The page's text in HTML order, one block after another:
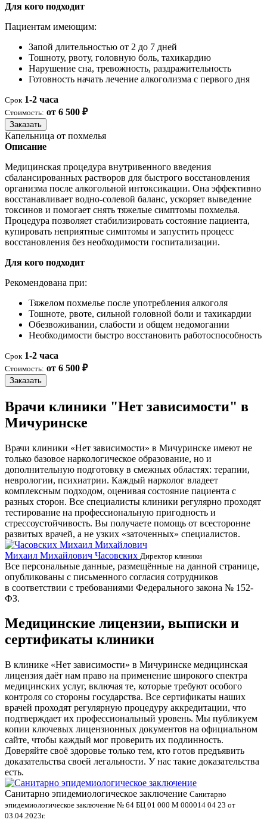
Для кого подходит
Пациентам имеющим:
Запой длительностью от 2 до 7 дней
Тошноту, рвоту, головную боль, тахикардию
Нарушение сна, тревожность, раздражительность
Готовность начать лечение алкоголизма с первого дня
Срок 1-2 часа
Стоимость: от 6 500 ₽
Заказать
Капельница от похмелья
Описание
Медицинская процедура внутривенного введения
сбалансированных растворов для быстрого восстановления
организма после алкогольной интоксикации. Она эффективно
восстанавливает водно-солевой баланс, ускоряет выведение
токсинов и помогает снять тяжелые симптомы похмелья.
Процедура позволяет стабилизировать состояние пациента,
купировать неприятные симптомы и запустить процесс
восстановления без необходимости госпитализации.
Для кого подходит
Рекомендована при:
Тяжелом похмелье после употребления алкоголя
Тошноте, рвоте, сильной головной боли и тахикардии
Обезвоживании, слабости и общем недомогании
Необходимости быстро восстановить работоспособность
Срок 1-2 часа
Стоимость: от 6 500 ₽
Заказать
Врачи клиники "Нет зависимости" в
Мичуринске
Врачи клиники «Нет зависимости» в Мичуринске имеют не
только базовое наркологическое образование, но и
дополнительную подготовку в смежных областях: терапии,
неврологии, психиатрии. Каждый нарколог владеет
комплексным подходом, оценивая состояние пациента с
разных сторон. Все специалисты клиники регулярно проходят
тестирование на профессиональную пригодность и
стрессоустойчивость. Вы получаете помощь от всесторонне
развитых врачей, а не узких «заточенных» специалистов.
Михаил Михайлович Часовских Директор клиники
Все персональные данные, размещённые на данной странице,
опубликованы с письменного согласия сотрудников
в соответствии с требованиями Федерального закона № 152-
ФЗ.
Медицинские лицензии, выписки и
сертификаты клиники
В клинике «Нет зависимости» в Мичуринске медицинская
лицензия даёт нам право на применение широкого спектра
медицинских услуг, включая те, которые требуют особого
контроля со стороны государства. Все сертификаты наших
врачей проходят регулярную процедуру аккредитации, что
подтверждает их профессиональный уровень. Мы публикуем
копии ключевых лицензионных документов на официальном
сайте, чтобы каждый мог проверить их подлинность.
Доверяйте своё здоровье только тем, кто готов предъявить
доказательства своей легальности. У нас такие доказательства
есть.
Санитарно эпидемиологическое заключение Санитарно
эпидемиологическое заключение № 64 БЦ 01 000 М 000014 04 23 от
03.04.2023г.